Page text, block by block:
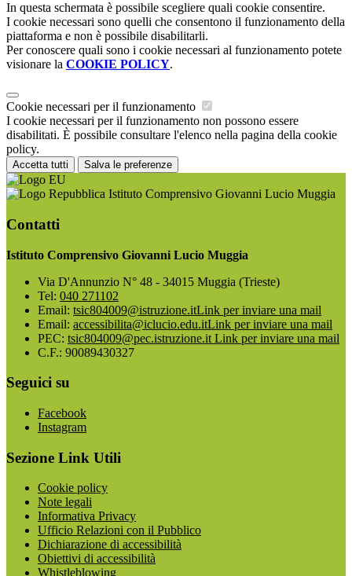
In questa schermata è possibile scegliere quali cookie consentire.
I cookie necessari sono quelli che consentono il funzionamento della
piattaforma e non è possibile disabilitarli.
Per conoscere quali sono i cookie necessari al funzionamento potete
visionare la COOKIE POLICY.
Cookie necessari per il funzionamento
I cookie necessari per il funzionamento non possono essere
disabilitati. È possibile consultare l'elenco nella pagina della cookie
policy.
Accetta tutti Salva le preferenze
Istituto Comprensivo Giovanni Lucio Muggia
Contatti
Istituto Comprensivo Giovanni Lucio Muggia
Via D'Annunzio N° 48 - 34015 Muggia (Trieste)
Tel: 040 271102
Email: tsic804009@istruzione.itLink per inviare una mail
Email: accessibilita@iclucio.edu.itLink per inviare una mail
PEC: tsic804009@pec.istruzione.it Link per inviare una mail
C.F.: 90089430327
Seguici su
Facebook
Instagram
Sezione Link Utili
Cookie policy
Note legali
Informativa Privacy
Ufficio Relazioni con il Pubblico
Dichiarazione di accessibilità
Obiettivi di accessibilità
Whistleblowing